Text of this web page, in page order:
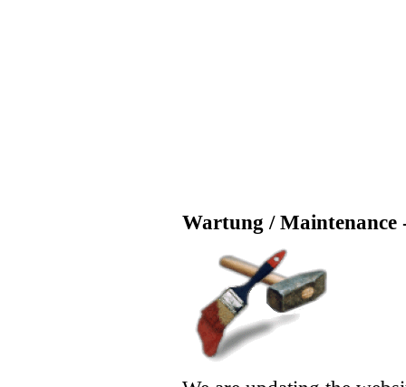
Wartung / Maintenance